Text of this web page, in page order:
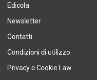
Edicola
Newsletter
Contatti
Condizioni di utilizzo
Privacy e Cookie Law